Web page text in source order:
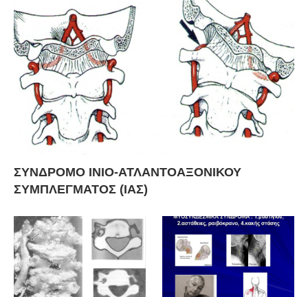
ΣΥΝΔΡΟΜΟ ΙΝΙΟ-ΑΤΛΑΝΤΟΑΞΟΝΙΚΟΥ
ΣΥΜΠΛΕΓΜΑΤΟΣ (ΙΑΣ)